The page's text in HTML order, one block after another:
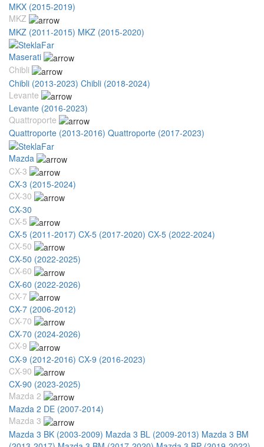
MKX (2015-2019)
MKZ
MKZ (2011-2015) MKZ (2015-2020)
Maserati
Chibli
Chibli (2013-2023) Chibli (2018-2024)
Levante
Levante (2016-2023)
Quattroporte
Quattroporte (2013-2016) Quattroporte (2017-2023)
Mazda
CX-3
CX-3 (2015-2024)
CX-30
CX-30
CX-5
CX-5 (2011-2017) CX-5 (2017-2020) CX-5 (2022-2024)
CX-50
CX-50 (2022-2025)
CX-60
CX-60 (2022-2026)
CX-7
CX-7 (2006-2012)
CX-70
CX-70 (2024-2026)
CX-9
CX-9 (2012-2016) CX-9 (2016-2023)
CX-90
CX-90 (2023-2025)
Mazda 2
Mazda 2 DE (2007-2014)
Mazda 3
Mazda 3 BK (2003-2009) Mazda 3 BL (2009-2013) Mazda 3 BM